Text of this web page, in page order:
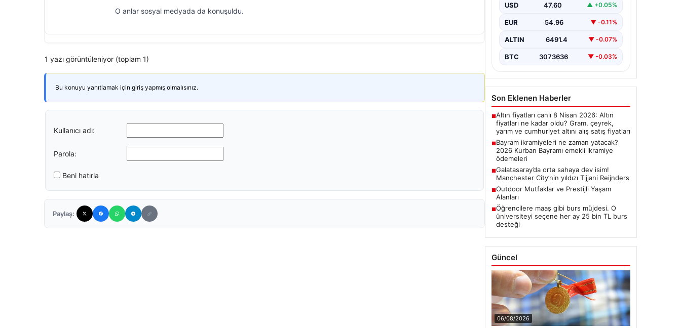
O anlar sosyal medyada da konuşuldu.
1 yazı görüntüleniyor (toplam 1)
Bu konuyu yanıtlamak için giriş yapmış olmalısınız.
Kullanıcı adı:
Parola:
Beni hatırla
Paylaş:
ikramiye ödemeleri
USD 47.60 ▲ +0.05%
EUR 54.96 ▼ -0.11%
ALTIN 6491.4 ▼ -0.07%
BTC 3073636 ▼ -0.03%
Son Eklenen Haberler
■Altın fiyatları canlı 8 Nisan 2026: Altın
fiyatları ne kadar oldu? Gram, çeyrek,
yarım ve cumhuriyet altını alış satış fiyatları
■Bayram ikramiyeleri ne zaman yatacak?
2026 Kurban Bayramı emekli ikramiye
ödemeleri
■Galatasaray’da orta sahaya dev isim!
Manchester City’nin yıldızı Tijjani Reijnders
■Outdoor Mutfaklar ve Prestijli Yaşam
Alanları
■Öğrencilere maaş gibi burs müjdesi. O
üniversiteyi seçene her ay 25 bin TL burs
desteği
Güncel
06/08/2026